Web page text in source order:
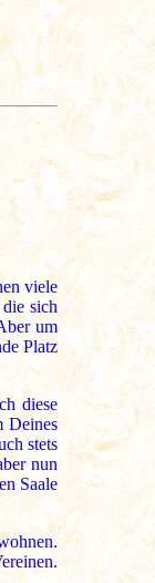
viele
die sich
um
Platz
diese
Deines
stets
nun
Saale